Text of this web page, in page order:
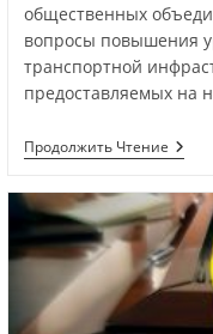
общественных
вопросы повышения
транспортной
предоставляемых на
Продолжить Чтение